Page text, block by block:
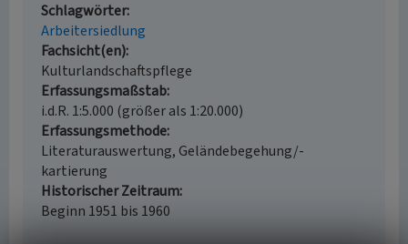
Schlagwörter
Arbeitersiedlung
Fachsicht(en)
Kulturlandschaftspflege
Erfassungsmaßstab
i.d.R. 1:5.000 (größer als 1:20.000)
Erfassungsmethode
Literaturauswertung, Geländebegehung/-
kartierung
Historischer Zeitraum
Beginn 1951 bis 1960